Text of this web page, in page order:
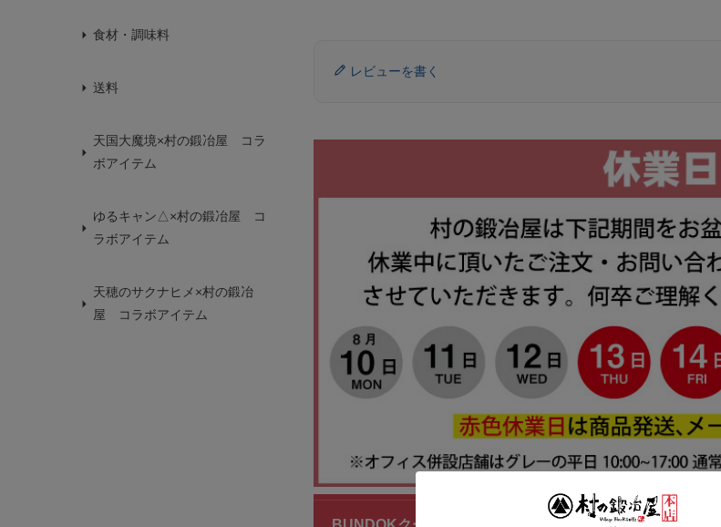
食材・調味料
送料
天国大魔境×村の鍛冶屋 コラ
ボアイテム
ゆるキャン△×村の鍛冶屋 コ
ラボアイテム
天穂のサクナヒメ×村の鍛冶
屋 コラボアイテム
レビューを書く